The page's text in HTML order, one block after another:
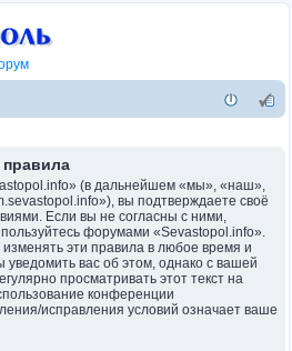
(в дальнейшем «мы», «наш»,
вы подтверждаете своё
Если вы не согласны с ними,
форумами «Sevastopol.info».
эти правила в любое время и
вас об этом, однако с вашей
просматривать этот текст на
конференции
исправления условий означает ваше